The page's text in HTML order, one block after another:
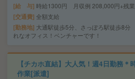
給 与 時給1300円 月収例 208,000円+残
交通費 全額支給
勤務地 大通駅徒歩5分、さっぽろ駅徒歩8
れなオフィス！ベンチャーです！
【チカホ直結】大人気！週4日勤務＊
作業[派遣]